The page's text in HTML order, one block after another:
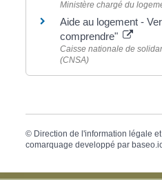
Ministère chargé du
Aide au logement -
comprendre"
Caisse nationale de
(CNSA)
© Direction de l'information légale
comarquage developpé par